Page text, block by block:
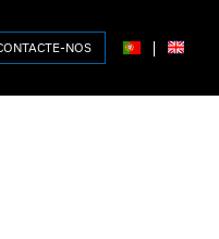
NOS |